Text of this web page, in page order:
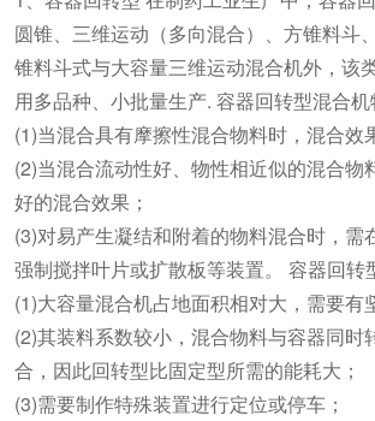
圆锥、三维运动（多向混合）、方锥料斗
锥料斗式与大容量三维运动混合机外，该
用多品种、小批量生产. 容器回转型混合机
(1)当混合具有摩擦性混合物料时，混合效
(2)当混合流动性好、物性相近似的混合物
好的混合效果；
(3)对易产生凝结和附着的物料混合时，需
强制搅拌叶片或扩散板等装置。 容器回转
(1)大容量混合机占地面积相对大，需要有
(2)其装料系数较小，混合物料与容器同时
合，因此回转型比固定型所需的能耗大；
(3)需要制作特殊装置进行定位或停车；